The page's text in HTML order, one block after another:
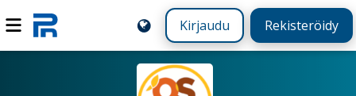
Kirjaudu Rekisteröidy